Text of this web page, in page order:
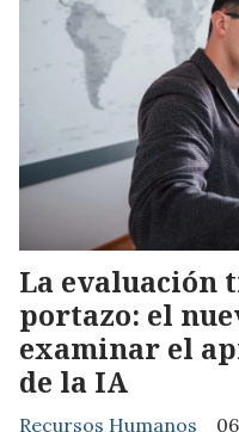
La evaluación
portazo: el
examinar el
de la IA
Recursos Humanos